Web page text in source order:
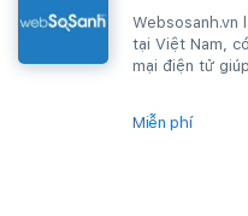
Websosanh.vn
tại Việt Nam,
mại điện tử
Miễn phí